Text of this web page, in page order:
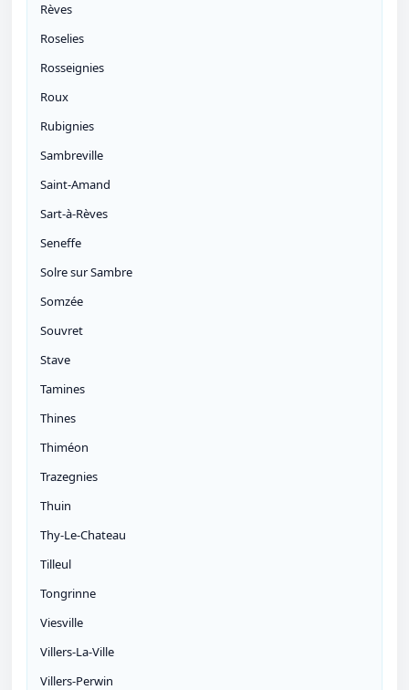
Rèves
Roselies
Rosseignies
Roux
Rubignies
Sambreville
Saint-Amand
Sart-à-Rèves
Seneffe
Solre sur Sambre
Somzée
Souvret
Stave
Tamines
Thines
Thiméon
Trazegnies
Thuin
Thy-Le-Chateau
Tilleul
Tongrinne
Viesville
Villers-La-Ville
Villers-Perwin